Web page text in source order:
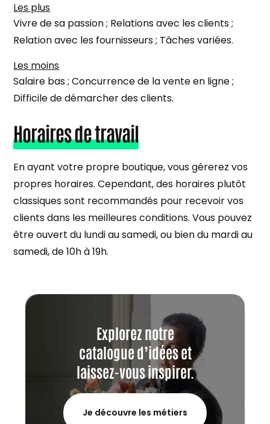
Les plus
Vivre de sa passion ; Relations avec les clients ;
Relation avec les fournisseurs ; Tâches variées.
Les moins
Salaire bas ; Concurrence de la vente en ligne ;
Difficile de démarcher des clients.
Horaires de travail
En ayant votre propre boutique, vous gérerez vos
propres horaires. Cependant, des horaires plutôt
classiques sont recommandés pour recevoir vos
clients dans les meilleures conditions. Vous pouvez
être ouvert du lundi au samedi, ou bien du mardi au
samedi, de 10h à 19h.
Explorez notre
catalogue d’idées et
laissez-vous inspirer.
Je découvre les métiers